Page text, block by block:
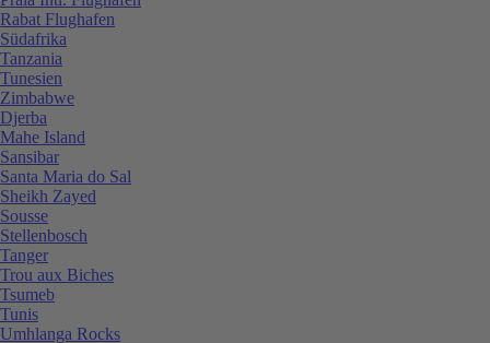
Rabat Flughafen
Südafrika
Tanzania
Tunesien
Zimbabwe
Djerba
Mahe Island
Sansibar
Santa Maria do Sal
Sheikh Zayed
Sousse
Stellenbosch
Tanger
Trou aux Biches
Tsumeb
Tunis
Umhlanga Rocks